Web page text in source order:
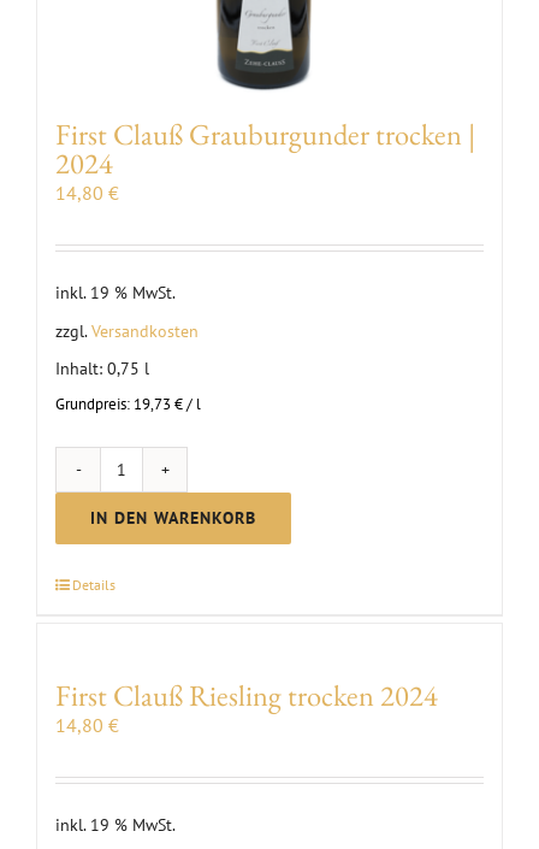
First Clauß Grauburgunder trocken |
2024
14,80 €
inkl. 19 % MwSt.
zzgl.Versandkosten
Inhalt: 0,75 l
Grundpreis: 19,73 €/ l
First
Clauß
Grauburgunder
IN DEN WARENKORB
Details
First Clauß Riesling trocken 2024
14,80 €
inkl. 19 % MwSt.